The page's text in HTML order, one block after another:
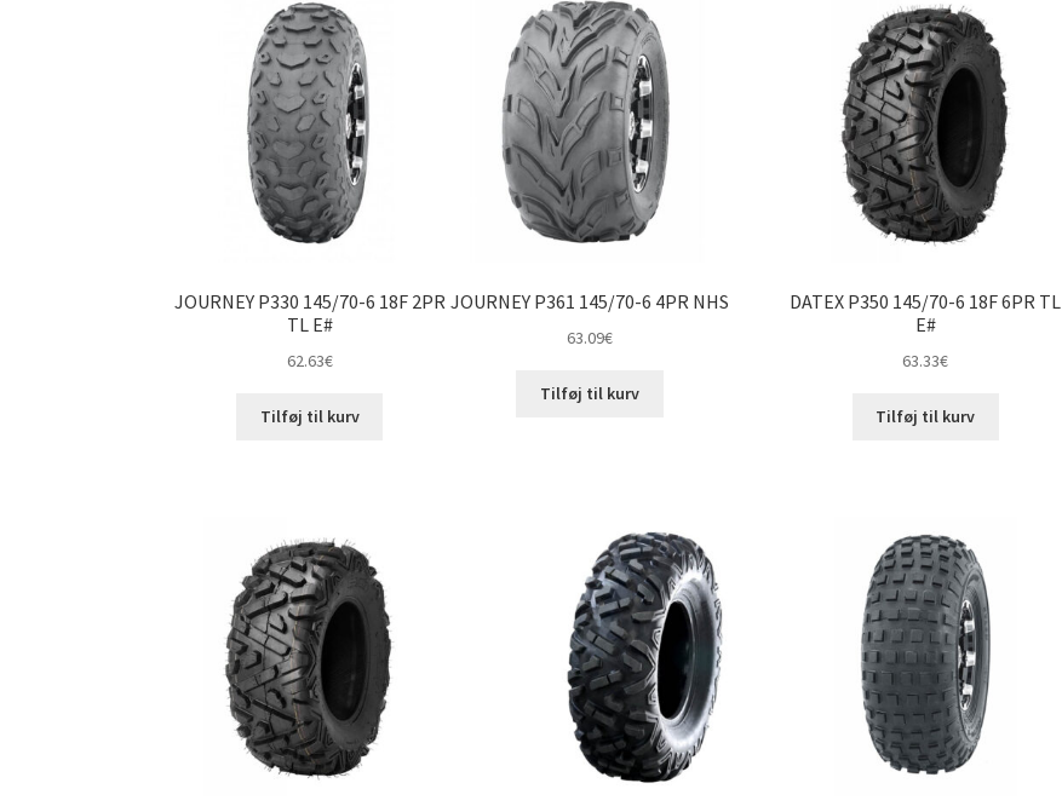
JOURNEY P330 145/70-6 18F 2PR
TL E#
62.63€
Tilføj til kurv
JOURNEY P361 145/70-6 4PR NHS
63.09€
Tilføj til kurv
DATEX P350 145/70-6 18F 6PR TL
E#
63.33€
Tilføj til kurv